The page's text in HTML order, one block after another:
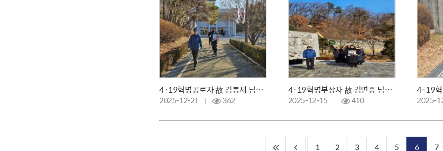
4·19혁명공로자 故 김봉세 님의 안장식
2025-12-21 362
4·19혁명부상자 故 김면중 님의 영결식과 안장식
2025-12-15 410 2025-
1 2 3 4 5 6 7